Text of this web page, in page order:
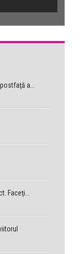
a...
Faceţi...